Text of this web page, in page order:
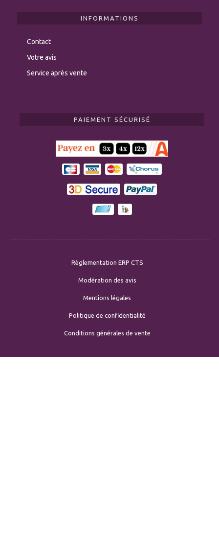
INFORMATIONS
Contact
Votre avis
Service après vente
PAIEMENT SÉCURISÉ
Règlementation ERP CTS
Modération des avis
Mentions légales
Politique de confidentialité
Conditions générales de vente